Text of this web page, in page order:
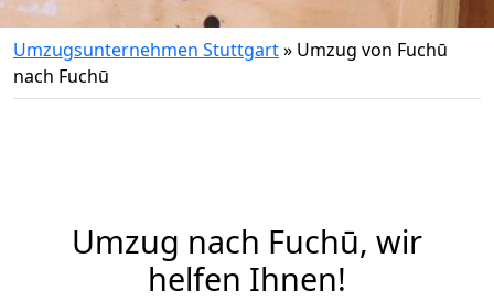
Umzugsunternehmen Stuttgart» Umzug von Fuchū
nach Fuchū
Umzug nach Fuchū, wir
helfen Ihnen!